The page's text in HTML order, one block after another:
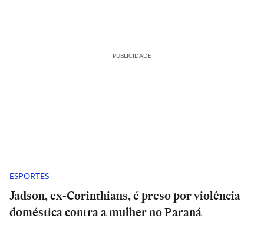
PUBLICIDADE
ESPORTES
Jadson, ex-Corinthians, é preso por violência
doméstica contra a mulher no Paraná